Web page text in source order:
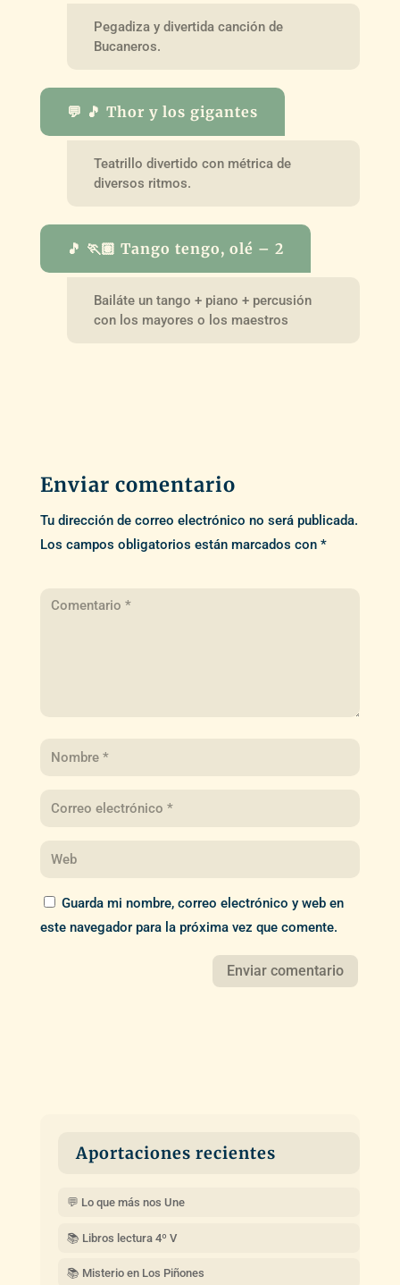
Pegadiza y divertida canción de
Bucaneros.
💬 🎵 Thor y los gigantes
Teatrillo divertido con métrica de
diversos ritmos.
🎵 🏃🏽 Tango tengo, olé – 2
Bailáte un tango + piano + percusión
con los mayores o los maestros
Enviar comentario
Tu dirección de correo electrónico no será publicada.
Los campos obligatorios están marcados con *
Guarda mi nombre, correo electrónico y web en
este navegador para la próxima vez que comente.
Aportaciones recientes
💬 Lo que más nos Une
📚 Libros lectura 4º V
📚 Misterio en Los Piñones